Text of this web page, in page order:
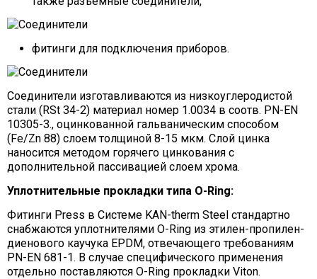
фитинги для подключения приборов.
Соединители изготавливаются из низкоуглеродистой
стали (RSt 34-2) материал номер 1.0034 в соотв. PN-EN
10305-3., оцинкованной гальваническим способом
(Fe/Zn 88) слоем толщиной 8-15 мкм. Слой цинка
наносится методом горячего цинкования с
дополнительной пассивацией слоем хрома.
Уплотнительные прокладки типа O-Ring:
Фитинги Press в Системе KAN-therm Steel стандартно
снабжаются уплотнителями O-Ring из этилен-пропилен-
диенового каучука EPDM, отвечающего требованиям
PN-EN 681-1. В случае специфического применения
отдельно поставляются O-Ring прокладки Viton.